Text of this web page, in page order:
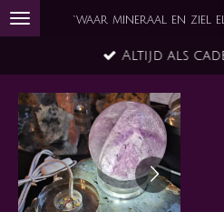
Ga
de
hoofdinhoud
`waar mineraal en ziel
Altijd als